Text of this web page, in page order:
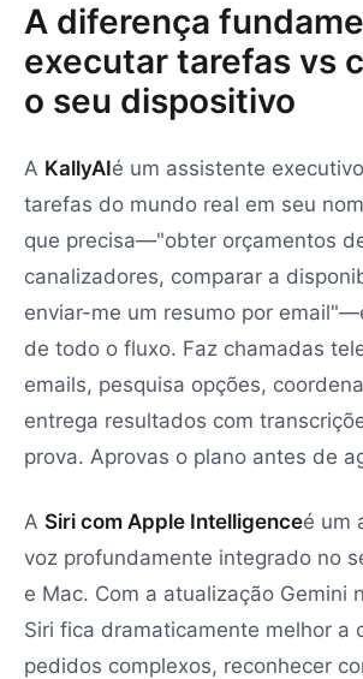
A diferença
executar tarefas vs
o seu dispositivo
A KallyAIé um assistente
tarefas do mundo real em seu
que precisa—"obter orçamentos
canalizadores, comparar a
enviar-me um resumo por
de todo o fluxo. Faz chamadas
emails, pesquisa opções,
entrega resultados com
prova. Aprovas o plano antes de
A Siri com Apple Intelligenceé um
voz profundamente integrado no
e Mac. Com a atualização Gemini
Siri fica dramaticamente melhor a
pedidos complexos, reconhecer